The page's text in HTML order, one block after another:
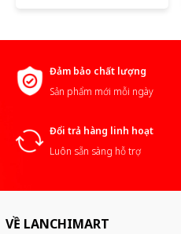
Đảm bảo chất lượng
Sản phẩm mới mỗi ngày
Đổi trả hàng linh hoạt
Luôn sẵn sàng hỗ trợ
VỀ LANCHIMART